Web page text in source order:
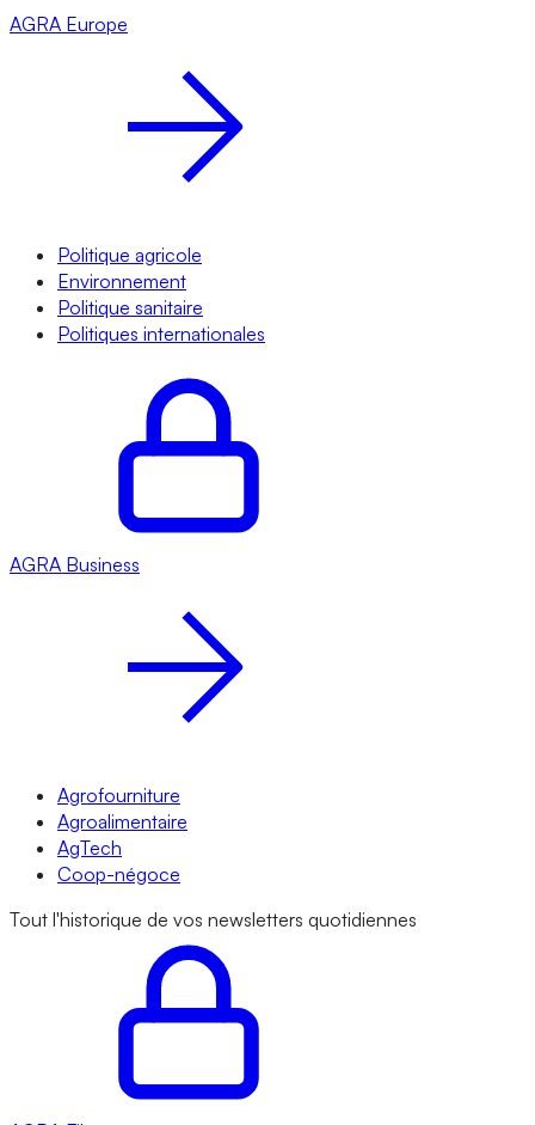
AGRA Europe
Politique agricole
Environnement
Politique sanitaire
Politiques internationales
AGRA Business
Agrofourniture
Agroalimentaire
AgTech
Coop-négoce
Tout l'historique de vos newsletters quotidiennes